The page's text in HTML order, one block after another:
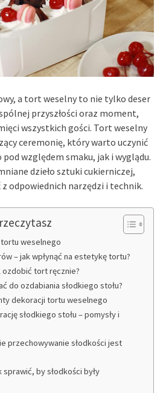
a tort weselny to nie tylko deser
przyszłości oraz moment,
wszystkich gości. Tort weselny
ceremonię, który warto uczynić
względem smaku, jak i wyglądu.
dzieło sztuki cukierniczej,
odpowiednich narzędzi i technik.
weselnego
– jak wpłynąć na estetykę tortu?
ozdobić tort ręcznie?
do ozdabiania słodkiego stołu?
dekoracji tortu weselnego
słodkiego stołu – pomysły i
przechowywanie słodkości jest
sprawić, by słodkości były